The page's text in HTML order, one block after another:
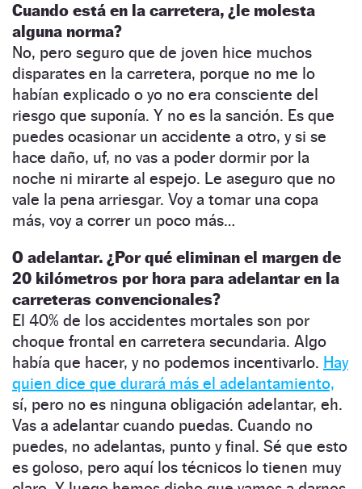
Cuando está en la carretera, ¿le molesta
alguna norma?
No, pero seguro que de joven hice muchos
disparates en la carretera, porque no me lo
habían explicado o yo no era consciente del
riesgo que suponía. Y no es la sanción. Es que
puedes ocasionar un accidente a otro, y si se
hace daño, uf, no vas a poder dormir por la
noche ni mirarte al espejo. Le aseguro que no
vale la pena arriesgar. Voy a tomar una copa
más, voy a correr un poco más…
O adelantar. ¿Por qué eliminan el margen de
20 kilómetros por hora para adelantar en la
carreteras convencionales?
El 40% de los accidentes mortales son por
choque frontal en carretera secundaria. Algo
había que hacer, y no podemos incentivarlo. Hay
quien dice que durará más el adelantamiento,
sí, pero no es ninguna obligación adelantar, eh.
Vas a adelantar cuando puedas. Cuando no
puedes, no adelantas, punto y final. Sé que esto
es goloso, pero aquí los técnicos lo tienen muy